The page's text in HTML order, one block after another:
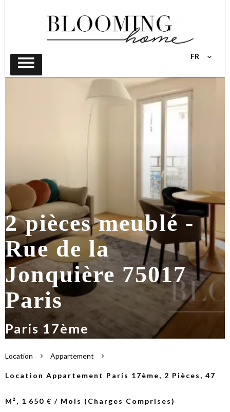
FR
2 pièces meublé -
Rue de la
Jonquière 75017
Paris
Paris 17ème
Location Appartement
Location Appartement Paris 17ème, 2 Pièces, 47
M², 1 650 € / Mois (Charges Comprises)